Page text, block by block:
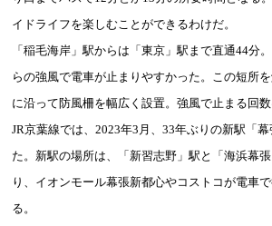
イドライフを楽しむことができるわけだ。
「稲毛海岸」駅からは「東京」駅まで直通44分
らの強風で電車が止まりやすかった。この短所
に沿って防風柵を幅広く設置。強風で止まる回数
JR京葉線では、2023年3月、33年ぶりの新駅「
た。新駅の場所は、「新習志野」駅と「海浜幕
り、イオンモール幕張新都心やコストコが電車
る。